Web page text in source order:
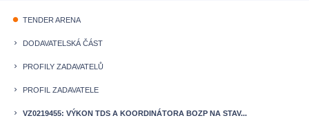
fiber_manual_record TENDER ARENA
keyboard_arrow_right DODAVATELSKÁ ČÁST
keyboard_arrow_right PROFILY ZADAVATELŮ
keyboard_arrow_right PROFIL ZADAVATELE
keyboard_arrow_right VZ0219455: VÝKON TDS A KOORDINÁTORA BOZP NA STAV...